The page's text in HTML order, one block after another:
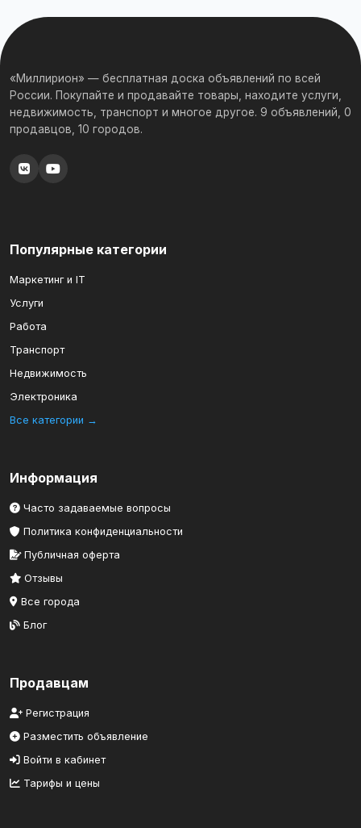
«Миллирион» — бесплатная доска объявлений по всей
России. Покупайте и продавайте товары, находите услуги,
недвижимость, транспорт и многое другое. 9 объявлений, 0
продавцов, 10 городов.
Популярные категории
Маркетинг и IT
Услуги
Работа
Транспорт
Недвижимость
Электроника
Все категории →
Информация
Часто задаваемые вопросы
Политика конфиденциальности
Публичная оферта
Отзывы
Все города
Блог
Продавцам
Регистрация
Разместить объявление
Войти в кабинет
Тарифы и цены